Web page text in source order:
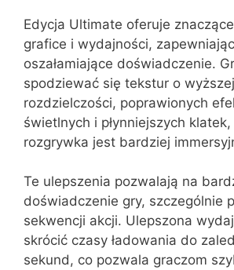
Edycja Ultimate oferuje
grafice i wydajności,
oszałamiające doświadczenie.
spodziewać się tekstur o wyższej
rozdzielczości, poprawionych
świetlnych i płynniejszych
rozgrywka jest bardziej
Te ulepszenia pozwalają na
doświadczenie gry, szczególnie
sekwencji akcji. Ulepszona
skrócić czasy ładowania do
sekund, co pozwala graczom